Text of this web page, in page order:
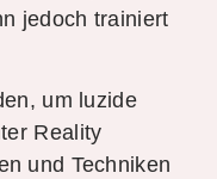
jedoch trainiert
um luzide
Reality
und Techniken